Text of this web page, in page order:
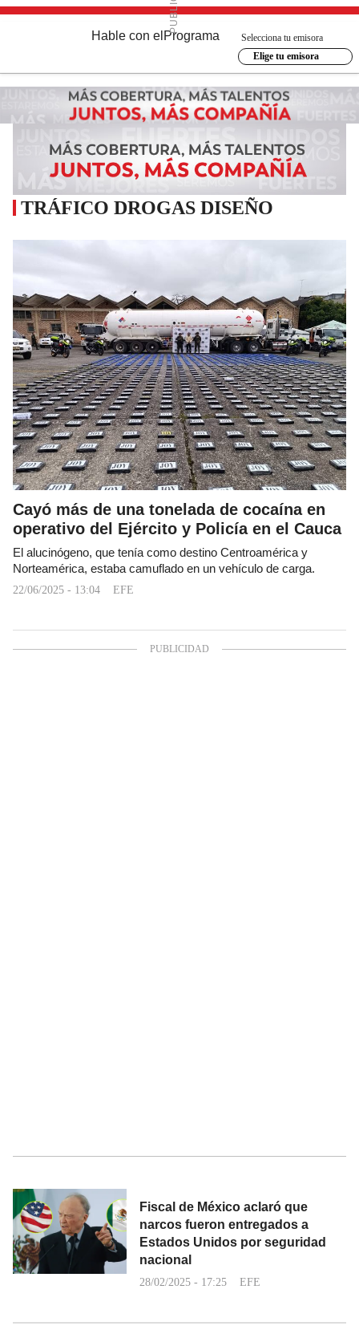
Hable con el Programa
Selecciona tu emisora
Elige tu emisora
TRÁFICO DROGAS DISEÑO
Cayó más de una tonelada de cocaína en
operativo del Ejército y Policía en el Cauca
El alucinógeno, que tenía como destino Centroamérica y
Norteamérica, estaba camuflado en un vehículo de carga.
22/06/2025 - 13:04 EFE
Fiscal de México aclaró que
narcos fueron entregados a
Estados Unidos por seguridad
nacional
28/02/2025 - 17:25 EFE